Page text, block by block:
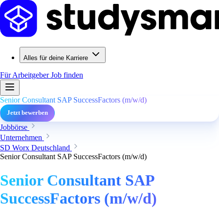
Alles für deine Karriere
Für ArbeitgeberJob finden
Senior Consultant SAP SuccessFactors (m/w/d)
Jetzt bewerben
Jobbörse
Unternehmen
SD Worx Deutschland
Senior Consultant SAP SuccessFactors (m/w/d)
Senior Consultant SAP
SuccessFactors (m/w/d)